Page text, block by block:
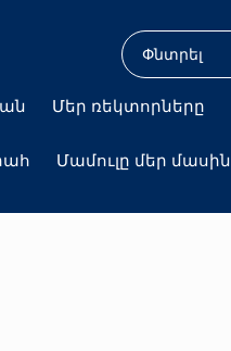
Մեր ռեկտորները
Մամուլը մեր մասին